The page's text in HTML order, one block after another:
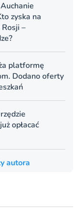
zyska na
–
platformę
Dodano oferty
opłacać
autora